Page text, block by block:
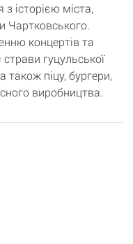
історією міста,
Чартковського.
концертів та
гуцульської
також піцу, бургери,
виробництва.